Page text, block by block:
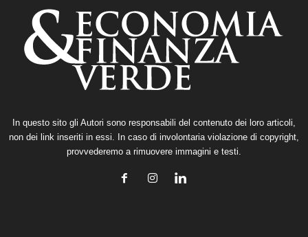
In questo sito gli Autori sono responsabili del contenuto dei loro articoli,
non dei link inseriti in essi. In caso di involontaria violazione di copyright,
provvederemo a rimuovere immagini e testi.